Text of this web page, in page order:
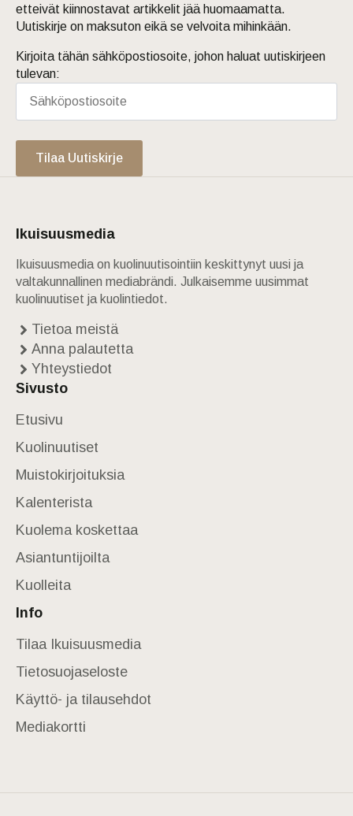
etteivät kiinnostavat artikkelit jää huomaamatta.
Uutiskirje on maksuton eikä se velvoita mihinkään.
Kirjoita tähän sähköpostiosoite, johon haluat uutiskirjeen
tulevan:
Tilaa Uutiskirje
Ikuisuusmedia
Ikuisuusmedia on kuolinuutisointiin keskittynyt uusi ja
valtakunnallinen mediabrändi. Julkaisemme uusimmat
kuolinuutiset ja kuolintiedot.
Tietoa meistä
Anna palautetta
Yhteystiedot
Sivusto
Etusivu
Kuolinuutiset
Muistokirjoituksia
Kalenterista
Kuolema koskettaa
Asiantuntijoilta
Kuolleita
Info
Tilaa Ikuisuusmedia
Tietosuojaseloste
Käyttö- ja tilausehdot
Mediakortti